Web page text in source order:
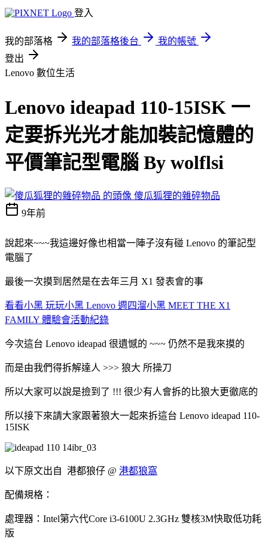
登入
我的部落格 我的部落格後台
我的帳號
登出
Lenovo 數位生活
Lenovo ideapad 110-15ISK 一
定要拆光光才能加裝記憶體的
平價筆記型電腦 By wolflsi
傻瓜狐狸的雜碎物品
9年前
說起來~~~我這邊好像也相當一陣子沒有碰 Lenovo 的筆記型
電腦了
最後一次摸到居然是在去年三月 X1 發表會的事
看看小黑 玩玩小黑 Lenovo 週四溜小黑 MEET THE X1
FAMILY 體驗會活動紀錄
今次這台 Lenovo ideapad 很遺憾的 ~~~ 仍然不是我來摸的
而是由我們得拆解達人 >>> 狼大 所操刀
所以大家可以說是撿到了 !!! 很少有人會拆的比狼大更徹底的
所以接下來請大家跟著狼大一起來拆這台 Lenovo ideapad 110-
15ISK
以下原文出自 港都狼仔 @ 港都狼窩
配備規格：
處理器： Intel第六代Core i3-6100U 2.3GHz 雙核3M快取低功耗
版